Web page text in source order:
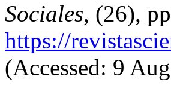
Sociales, (26),
https://
(Accessed: 9